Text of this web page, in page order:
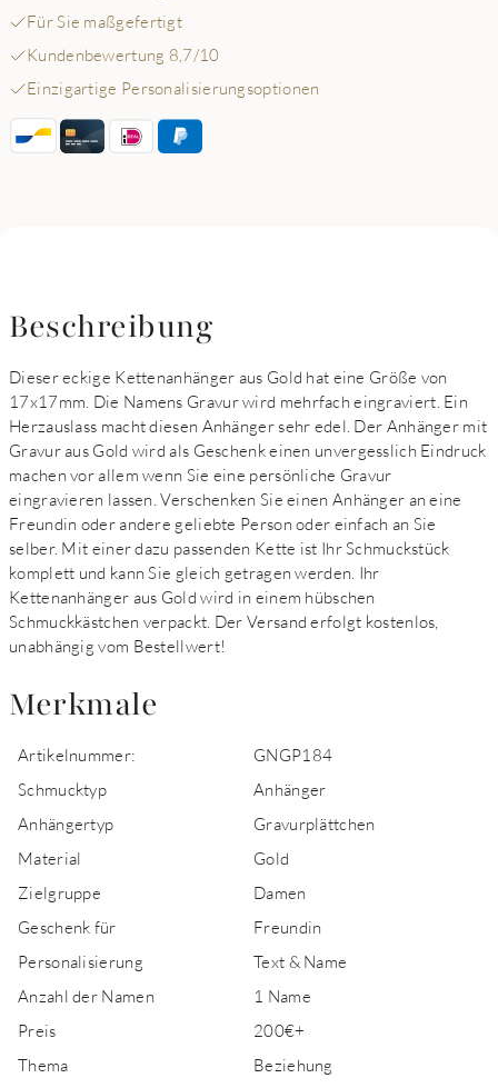
Für Sie maßgefertigt
Kundenbewertung 8,7/10
Einzigartige Personalisierungsoptionen
Beschreibung
Dieser eckige Kettenanhänger aus Gold hat eine Größe von
17x17mm. Die Namens Gravur wird mehrfach eingraviert. Ein
Herzauslass macht diesen Anhänger sehr edel. Der Anhänger mit
Gravur aus Gold wird als Geschenk einen unvergesslich Eindruck
machen vor allem wenn Sie eine persönliche Gravur
eingravieren lassen. Verschenken Sie einen Anhänger an eine
Freundin oder andere geliebte Person oder einfach an Sie
selber. Mit einer dazu passenden Kette ist Ihr Schmuckstück
komplett und kann Sie gleich getragen werden. Ihr
Kettenanhänger aus Gold wird in einem hübschen
Schmuckkästchen verpackt. Der Versand erfolgt kostenlos,
unabhängig vom Bestellwert!
Merkmale
Artikelnummer:
GNGP184
Schmucktyp
Anhänger
Anhängertyp
Gravurplättchen
Material
Gold
Zielgruppe
Damen
Geschenk für
Freundin
Personalisierung
Text & Name
Anzahl der Namen
1 Name
Preis
200€+
Thema
Beziehung